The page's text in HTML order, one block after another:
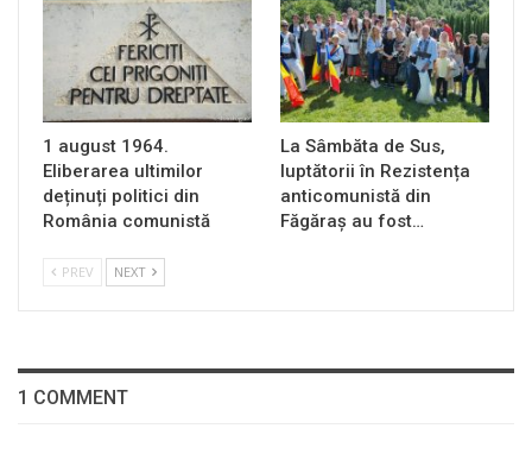
1 august 1964.
Eliberarea ultimilor
deținuți politici din
România comunistă
La Sâmbăta de Sus,
luptătorii în Rezistența
anticomunistă din
Făgăraș au fost…
PREV NEXT
1 COMMENT